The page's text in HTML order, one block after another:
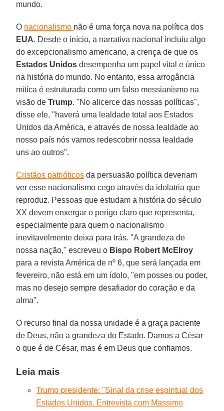
mundo.
O nacionalismo não é uma força nova na política dos
EUA. Desde o início, a narrativa nacional incluiu algo
do excepcionalismo americano, a crença de que os
Estados Unidos desempenha um papel vital e único
na história do mundo. No entanto, essa arrogância
mítica é estruturada como um falso messianismo na
visão deTrump. "No alicerce das nossas políticas",
disse ele, "haverá uma lealdade total aos Estados
Unidos da América, e através de nossa lealdade ao
nosso país nós vamos redescobrir nossa lealdade
uns ao outros".
Cristãos patrióticos da persuasão política deveriam
ver esse nacionalismo cego através da idolatria que
reproduz. Pessoas que estudam a história do século
XX devem enxergar o perigo claro que representa,
especialmente para quem o nacionalismo
inevitavelmente deixa para trás. "A grandeza de
nossa nação," escreveu o Bispo Robert McElroy
para a revista América de nº 6, que será lançada em
fevereiro, não está em um ídolo, "em posses ou poder,
mas no desejo sempre desafiador do coração e da
alma".
O recurso final da nossa unidade é a graça paciente
de Deus, não a grandeza do Estado. Damos a César
o que é de César, mas é em Deus que confiamos.
Leia mais
Trump presidente: "Sinal da crise espiritual dos
Estados Unidos. Entrevista com Massimo